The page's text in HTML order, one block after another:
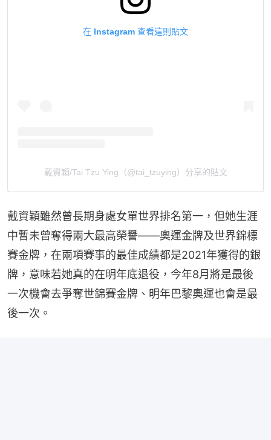
在 Instagram 查看這則貼文
戴資穎/Tai Tzu Ying（@tai_tzuying）分享的貼文
戴資穎雖然曾長期身處女單世界排名第一，但她生涯
中暫未曾奪得兩大最高榮譽——奧運金牌及世界錦標
賽金牌，在兩項賽事的最佳成績都是2021年獲得的銀
牌，意味若她真的在明年底退役，今年8月將是最後
一次機會去爭奪世錦賽金牌、明年巴黎奧運也會是最
後一次。